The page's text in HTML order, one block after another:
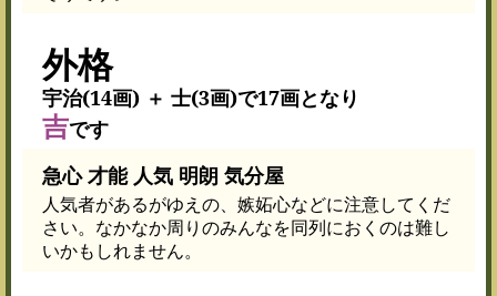
外格
宇治(14画) ＋ 士(3画)で17画となり
吉です
急心 才能 人気 明朗 気分屋
人気者があるがゆえの、嫉妬心などに注意してくだ
さい。なかなか周りのみんなを同列におくのは難し
いかもしれません。